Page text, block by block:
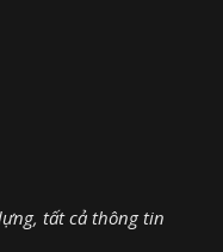
tất cả thông tin